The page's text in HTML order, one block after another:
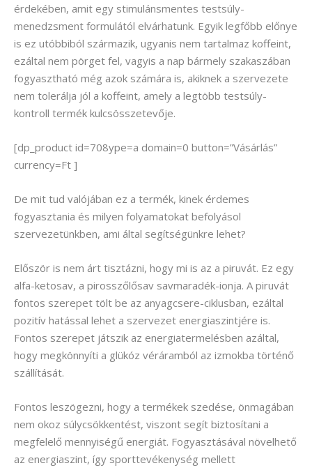
érdekében, amit egy stimulánsmentes testsúly-
menedzsment formulától elvárhatunk. Egyik legfőbb előnye
is ez utóbbiból származik, ugyanis nem tartalmaz koffeint,
ezáltal nem pörget fel, vagyis a nap bármely szakaszában
fogyasztható még azok számára is, akiknek a szervezete
nem tolerálja jól a koffeint, amely a legtöbb testsúly-
kontroll termék kulcsösszetevője.
[dp_product id=708ype=a domain=0 button=”Vásárlás”
currency=Ft ]
De mit tud valójában ez a termék, kinek érdemes
fogyasztania és milyen folyamatokat befolyásol
szervezetünkben, ami által segítségünkre lehet?
Először is nem árt tisztázni, hogy mi is az a piruvát. Ez egy
alfa-ketosav, a pirosszőlősav savmaradék-ionja. A piruvát
fontos szerepet tölt be az anyagcsere-ciklusban, ezáltal
pozitív hatással lehet a szervezet energiaszintjére is.
Fontos szerepet játszik az energiatermelésben azáltal,
hogy megkönnyíti a glükóz véráramból az izmokba történő
szállítását.
Fontos leszögezni, hogy a termékek szedése, önmagában
nem okoz súlycsökkentést, viszont segít biztosítani a
megfelelő mennyiségű energiát. Fogyasztásával növelhető
az energiaszint, így sporttevékenység mellett